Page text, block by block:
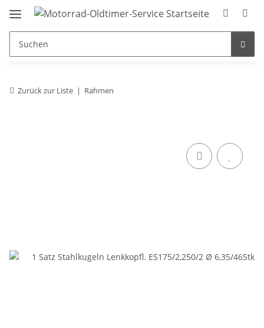
Zurück zur Liste Rahmen